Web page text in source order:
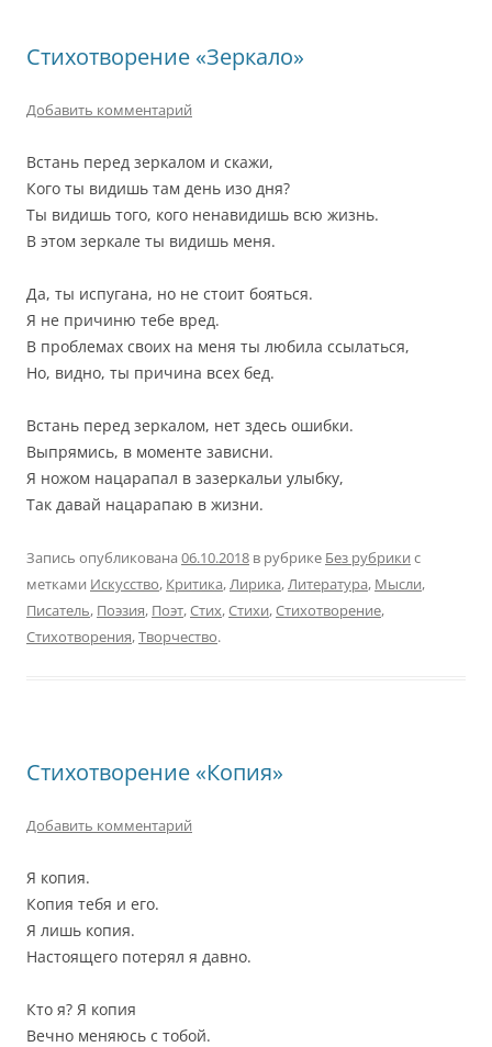
Стихотворение «Зеркало»
Добавить комментарий
Встань перед зеркалом и скажи,
Кого ты видишь там день изо дня?
Ты видишь того, кого ненавидишь всю жизнь.
В этом зеркале ты видишь меня.
Да, ты испугана, но не стоит бояться.
Я не причиню тебе вред.
В проблемах своих на меня ты любила ссылаться,
Но, видно, ты причина всех бед.
Встань перед зеркалом, нет здесь ошибки.
Выпрямись, в моменте зависни.
Я ножом нацарапал в зазеркальи улыбку,
Так давай нацарапаю в жизни.
Запись опубликована 06.10.2018 в рубрике Без рубрики с
метками Искусство, Критика,Лирика,Литература, Мысли,
Писатель, Поэзия, Поэт,Стих,Стихи,Стихотворение,
Стихотворения,Творчество.
Стихотворение «Копия»
Добавить комментарий
Я копия.
Копия тебя и его.
Я лишь копия.
Настоящего потерял я давно.
Кто я? Я копия
Вечно меняюсь с тобой.